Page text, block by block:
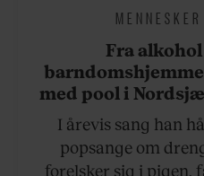
MENNESKER
Fra
med pool i
skal du høre
Rasmus
I årevis sang han
popsange om
forelsker sig i pigen,